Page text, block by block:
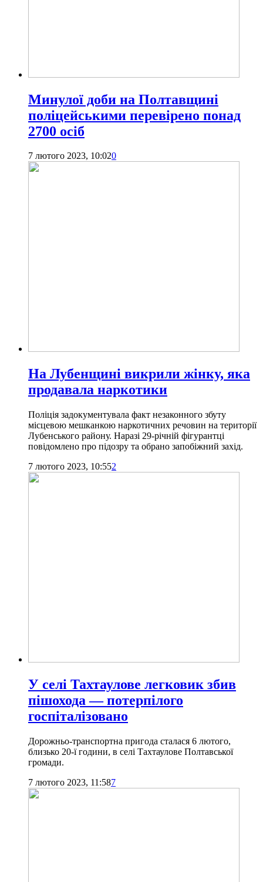
Минулої доби на Полтавщині
поліцейськими перевірено понад
2700 осіб
7 лютого 2023, 10:020
На Лубенщині викрили жінку, яка
продавала наркотики
Поліція задокументувала факт незаконного збуту
місцевою мешканкою наркотичних речовин на території
Лубенського району. Наразі 29-річній фігурантці
повідомлено про підозру та обрано запобіжний захід.
7 лютого 2023, 10:552
У селі Тахтаулове легковик збив
пішохода — потерпілого
госпіталізовано
Дорожньо-транспортна пригода сталася 6 лютого,
близько 20-ї години, в селі Тахтаулове Полтавської
громади.
7 лютого 2023, 11:587